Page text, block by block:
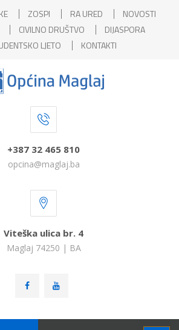
ZOSPI RA URED
NOVOSTI
CIVILNO DRUŠTVO
DIJASPORA
LJETO
KONTAKTI
+387 32 465 810
opcina@maglaj.ba
Viteška ulica br. 4
Maglaj 74250 | BA